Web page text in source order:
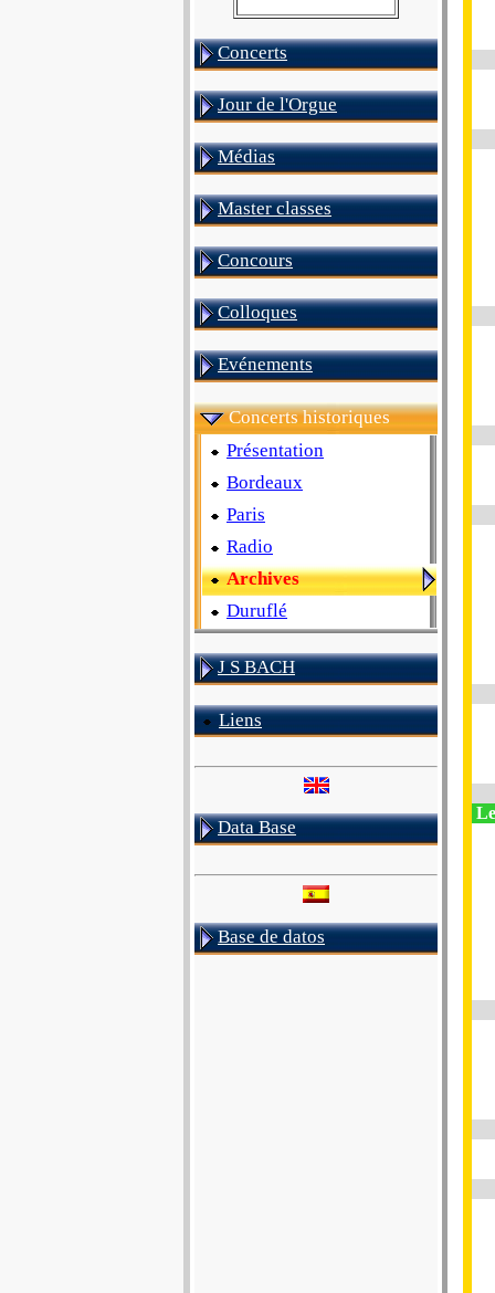
Concerts
Jour de l'Orgue
Médias
Master classes
Concours
Colloques
Evénements
Concerts historiques
Présentation
Bordeaux
Paris
Radio
Archives
Duruflé
J S BACH
Liens
Data Base
Base de datos